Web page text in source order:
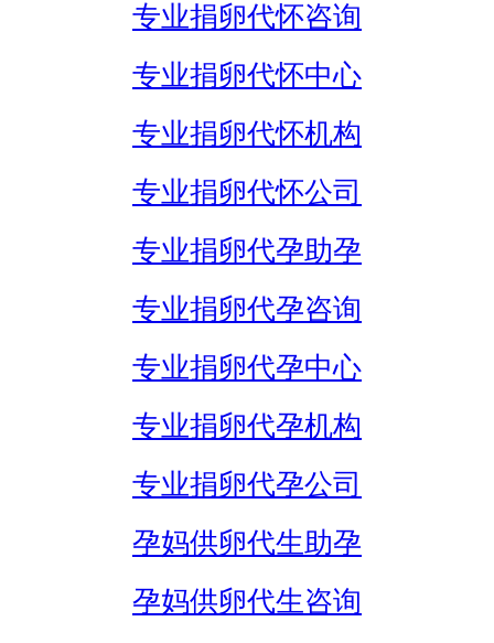
专业捐卵代怀咨询
专业捐卵代怀中心
专业捐卵代怀机构
专业捐卵代怀公司
专业捐卵代孕助孕
专业捐卵代孕咨询
专业捐卵代孕中心
专业捐卵代孕机构
专业捐卵代孕公司
孕妈供卵代生助孕
孕妈供卵代生咨询